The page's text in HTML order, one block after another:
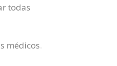
todas
médicos.